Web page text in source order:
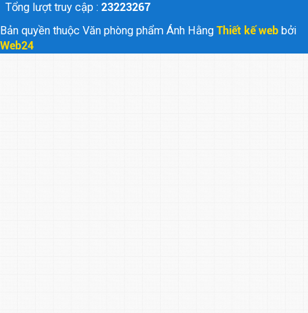
Tổng lượt truy cập : 23223267
Bản quyền thuộc Văn phòng phẩm Ánh Hằng Thiết kế web bởi
Web24